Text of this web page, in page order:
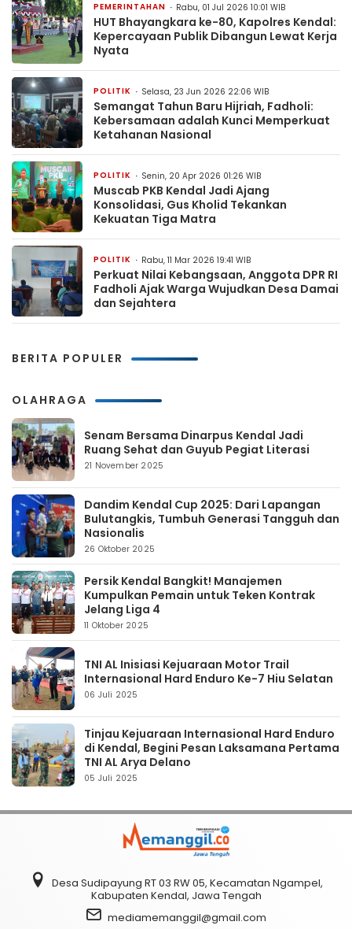
PEMERINTAHAN Rabu, 01 Jul 2026 10:01 WIB
HUT Bhayangkara ke-80, Kapolres Kendal:
Kepercayaan Publik Dibangun Lewat Kerja
Nyata
POLITIK Selasa, 23 Jun 2026 22:06 WIB
Semangat Tahun Baru Hijriah, Fadholi:
Kebersamaan adalah Kunci Memperkuat
Ketahanan Nasional
POLITIK Senin, 20 Apr 2026 01:26 WIB
Muscab PKB Kendal Jadi Ajang
Konsolidasi, Gus Kholid Tekankan
Kekuatan Tiga Matra
POLITIK Rabu, 11 Mar 2026 19:41 WIB
Perkuat Nilai Kebangsaan, Anggota DPR RI
Fadholi Ajak Warga Wujudkan Desa Damai
dan Sejahtera
BERITA POPULER
OLAHRAGA
Senam Bersama Dinarpus Kendal Jadi
Ruang Sehat dan Guyub Pegiat Literasi
21 November 2025
Dandim Kendal Cup 2025: Dari Lapangan
Bulutangkis, Tumbuh Generasi Tangguh dan
Nasionalis
26 Oktober 2025
Persik Kendal Bangkit! Manajemen
Kumpulkan Pemain untuk Teken Kontrak
Jelang Liga 4
11 Oktober 2025
TNI AL Inisiasi Kejuaraan Motor Trail
Internasional Hard Enduro Ke-7 Hiu Selatan
06 Juli 2025
Tinjau Kejuaraan Internasional Hard Enduro
di Kendal, Begini Pesan Laksamana Pertama
TNI AL Arya Delano
05 Juli 2025
Desa Sudipayung RT 03 RW 05, Kecamatan Ngampel,
Kabupaten Kendal, Jawa Tengah
mediamemanggil@gmail.com